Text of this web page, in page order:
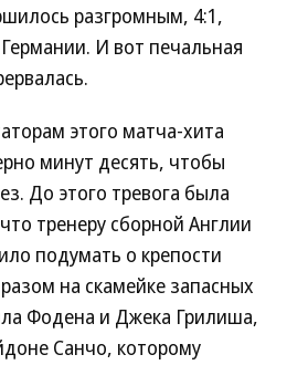
разгромным, 4:1,
И вот печальная
этого матча-хита
минут десять, чтобы
До этого тревога была
тренеру сборной Англии
подумать о крепости
на скамейке запасных
Фодена и Джека Грилиша,
Санчо, которому